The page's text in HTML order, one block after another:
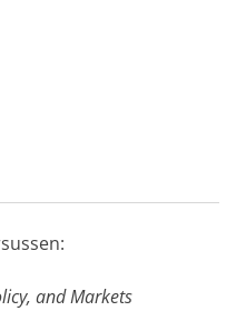
and Markets